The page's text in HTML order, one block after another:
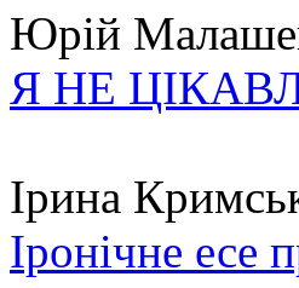
Юрій
Я НЕ
Ірина
Іронічне есе